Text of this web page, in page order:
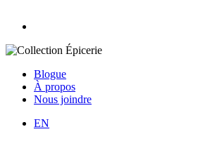
Blogue
À propos
Nous joindre
EN